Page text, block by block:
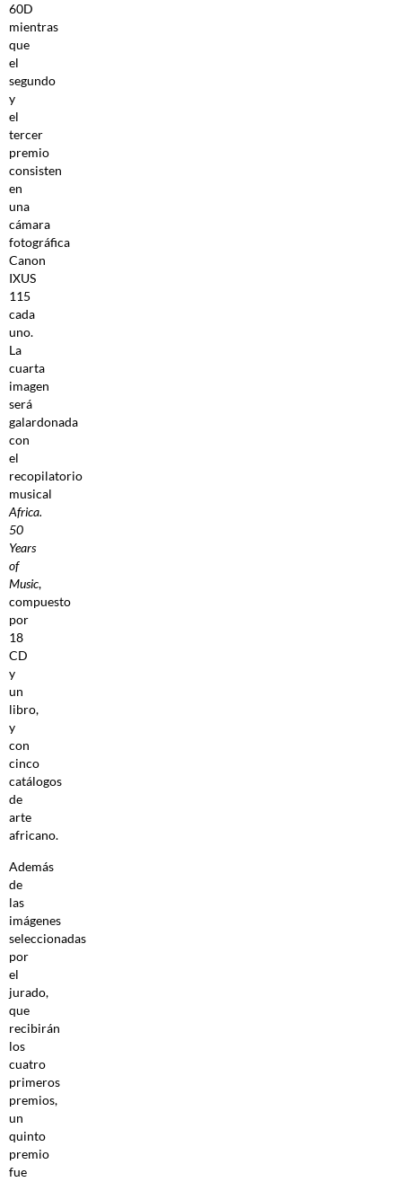
60D
mientras
que
el
segundo
y
el
tercer
premio
consisten
en
una
cámara
fotográfica
Canon
IXUS
115
cada
uno.
La
cuarta
imagen
será
galardonada
con
el
recopilatorio
musical
Africa.
50
Years
of
Music,
compuesto
por
18
CD
y
un
libro,
y
con
cinco
catálogos
de
arte
africano.
Además
de
las
imágenes
seleccionadas
por
el
jurado,
que
recibirán
los
cuatro
primeros
premios,
un
quinto
premio
fue